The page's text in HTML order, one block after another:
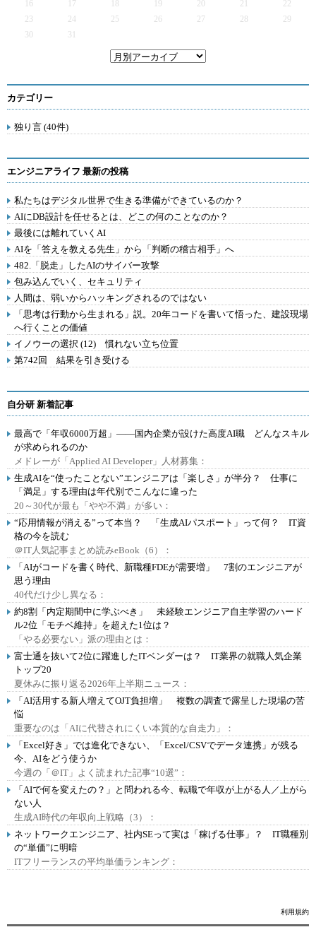
16
17 19 20 21
22
23
24 25 26 27 28
29
30
31
カテゴリー
独り言 (40件)
エンジニアライフ 最新の投稿
私たちはデジタル世界で生きる準備ができているのか？
AIにDB設計を任せるとは、どこの何のことなのか？
最後には離れていくAI
AIを「答えを教える先生」から「判断の稽古相手」へ
482.「脱走」したAIのサイバー攻撃
包み込んでいく、セキュリティ
人間は、弱いからハッキングされるのではない
「思考は行動から生まれる」説。20年コードを書いて悟った、建設現場
へ行くことの価値
イノウーの選択 (12) 慣れない立ち位置
第742回 結果を引き受ける
自分研 新着記事
最高で「年収6000万超」――国内企業が設けた高度AI職 どんなスキル
が求められるのか
メドレーが「Applied AI Developer」人材募集：
生成AIを“使ったことない”エンジニアは「楽しさ」が半分？ 仕事に
「満足」する理由は年代別でこんなに違った
20～30代が最も「やや不満」が多い：
“応用情報が消える”って本当？ 「生成AIパスポート」って何？ IT資
格の今を読む
＠IT人気記事まとめ読みeBook（6）：
「AIがコードを書く時代、新職種FDEが需要増」 7割のエンジニアが
思う理由
40代だけ少し異なる：
約8割「内定期間中に学ぶべき」 未経験エンジニア自主学習のハード
ル2位「モチベ維持」を超えた1位は？
「やる必要ない」派の理由とは：
富士通を抜いて2位に躍進したITベンダーは？ IT業界の就職人気企業
トップ20
夏休みに振り返る2026年上半期ニュース：
「AI活用する新人増えてOJT負担増」 複数の調査で露呈した現場の苦
悩
重要なのは「AIに代替されにくい本質的な自走力」：
「Excel好き」では進化できない、「Excel/CSVでデータ連携」が残る
今、AIをどう使うか
今週の「＠IT」よく読まれた記事“10選”：
「AIで何を変えたの？」と問われる今、転職で年収が上がる人／上がら
ない人
生成AI時代の年収向上戦略（3）：
ネットワークエンジニア、社内SEって実は「稼げる仕事」？ IT職種別
の“単価”に明暗
ITフリーランスの平均単価ランキング：
利用規約